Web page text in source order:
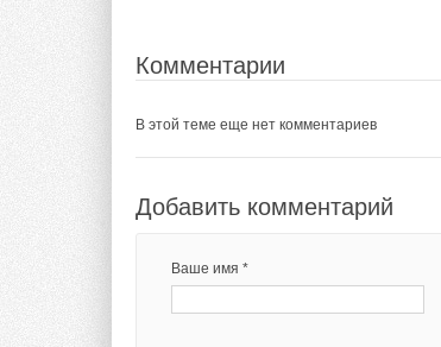
Комментарии
В этой теме еще нет комментариев
Добавить комментарий
Ваше имя *
Ваше имя *
В этой теме еще нет комментариев
Добавить комментарий